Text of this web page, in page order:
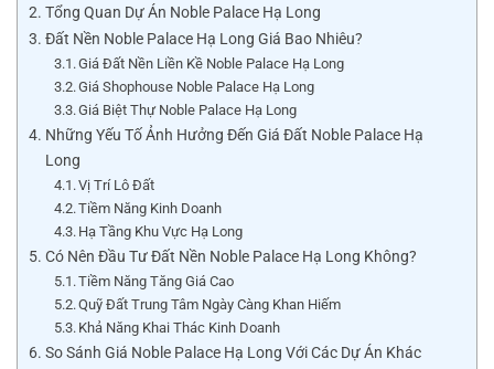
Tổng Quan Dự Án Noble Palace Hạ Long
Đất Nền Noble Palace Hạ Long Giá Bao Nhiêu?
Giá Đất Nền Liền Kề Noble Palace Hạ Long
Giá Shophouse Noble Palace Hạ Long
Giá Biệt Thự Noble Palace Hạ Long
Những Yếu Tố Ảnh Hưởng Đến Giá Đất Noble Palace Hạ
Long
Vị Trí Lô Đất
Tiềm Năng Kinh Doanh
Hạ Tầng Khu Vực Hạ Long
Có Nên Đầu Tư Đất Nền Noble Palace Hạ Long Không?
Tiềm Năng Tăng Giá Cao
Quỹ Đất Trung Tâm Ngày Càng Khan Hiếm
Khả Năng Khai Thác Kinh Doanh
So Sánh Giá Noble Palace Hạ Long Với Các Dự Án Khác